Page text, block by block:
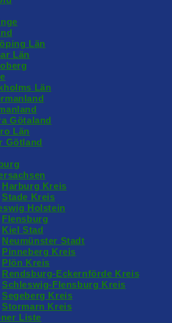
Län
Län
Län
Götaland
Län
Götland
Harburg Kreis
Stade Kreis
Holstein
Flensburg
Kiel Stad
Neumünster Stadt
Pinneberg Kreis
Plön Kreis
Rendsburg-Eckernförde Kreis
Schleswig-Flensburg Kreis
Segeberg Kreis
Stormarn Kreis
Liste